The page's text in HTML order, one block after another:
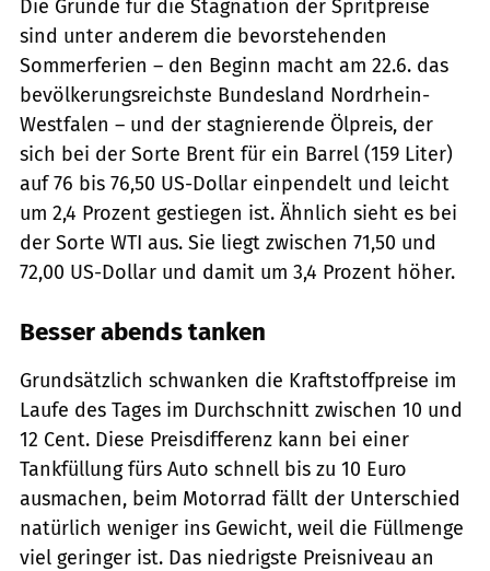
Die Gründe für die Stagnation der Spritpreise
sind unter anderem die bevorstehenden
Sommerferien – den Beginn macht am 22.6. das
bevölkerungsreichste Bundesland Nordrhein-
Westfalen – und der stagnierende Ölpreis, der
sich bei der Sorte Brent für ein Barrel (159 Liter)
auf 76 bis 76,50 US-Dollar einpendelt und leicht
um 2,4 Prozent gestiegen ist. Ähnlich sieht es bei
der Sorte WTI aus. Sie liegt zwischen 71,50 und
72,00 US-Dollar und damit um 3,4 Prozent höher.
Besser abends tanken
Grundsätzlich schwanken die Kraftstoffpreise im
Laufe des Tages im Durchschnitt zwischen 10 und
12 Cent. Diese Preisdifferenz kann bei einer
Tankfüllung fürs Auto schnell bis zu 10 Euro
ausmachen, beim Motorrad fällt der Unterschied
natürlich weniger ins Gewicht, weil die Füllmenge
viel geringer ist. Das niedrigste Preisniveau an